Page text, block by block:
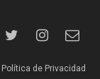
Política de Privacidad